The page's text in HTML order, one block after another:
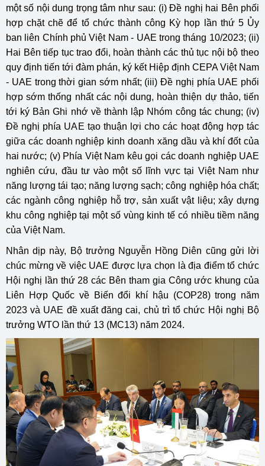
một số nội dung trọng tâm như sau: (i) Đề nghị hai Bên phối
hợp chặt chẽ để tổ chức thành công Kỳ họp lần thứ 5 Ủy
ban liên Chính phủ Việt Nam - UAE trong tháng 10/2023; (ii)
Hai Bên tiếp tục trao đổi, hoàn thành các thủ tục nội bộ theo
quy định tiến tới đàm phán, ký kết Hiệp định CEPA Việt Nam
- UAE trong thời gian sớm nhất; (iii) Đề nghị phía UAE phối
hợp sớm thống nhất các nội dung, hoàn thiện dự thảo, tiến
tới ký Bản Ghi nhớ về thành lập Nhóm công tác chung; (iv)
Đề nghị phía UAE tạo thuận lợi cho các hoạt động hợp tác
giữa các doanh nghiệp kinh doanh xăng dầu và khí đốt của
hai nước; (v) Phía Việt Nam kêu gọi các doanh nghiệp UAE
nghiên cứu, đầu tư vào một số lĩnh vực tại Việt Nam như
năng lượng tái tạo; năng lượng sạch; công nghiệp hóa chất;
các ngành công nghiệp hỗ trợ, sản xuất vật liệu; xây dựng
khu công nghiệp tại một số vùng kinh tế có nhiều tiềm năng
của Việt Nam.
Nhân dịp này, Bộ trưởng Nguyễn Hồng Diên cũng gửi lời
chúc mừng về việc UAE được lựa chọn là địa điểm tổ chức
Hội nghị lần thứ 28 các Bên tham gia Công ước khung của
Liên Hợp Quốc về Biến đổi khí hậu (COP28) trong năm
2023 và UAE đề xuất đăng cai, chủ trì tổ chức Hội nghị Bộ
trưởng WTO lần thứ 13 (MC13) năm 2024.